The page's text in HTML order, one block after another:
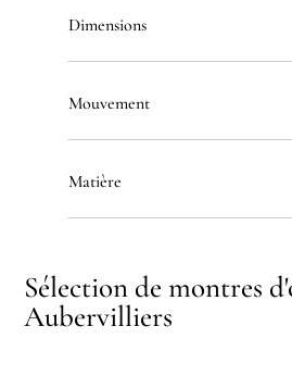
Dimensions
Mouvement
Matière
Sélection de montres
Aubervilliers